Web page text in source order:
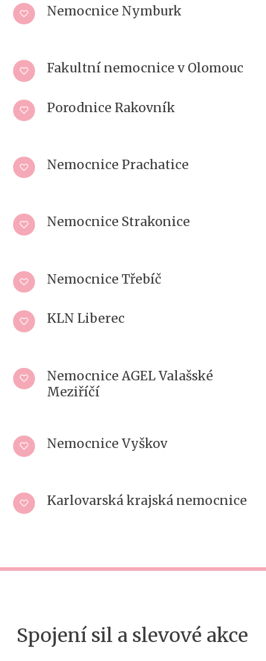
Nemocnice Nymburk
Fakultní nemocnice v Olomouc
Porodnice Rakovník
Nemocnice Prachatice
Nemocnice Strakonice
Nemocnice Třebíč
KLN Liberec
Nemocnice AGEL Valašské
Meziříčí
Nemocnice Vyškov
Karlovarská krajská nemocnice
Spojení sil a slevové akce